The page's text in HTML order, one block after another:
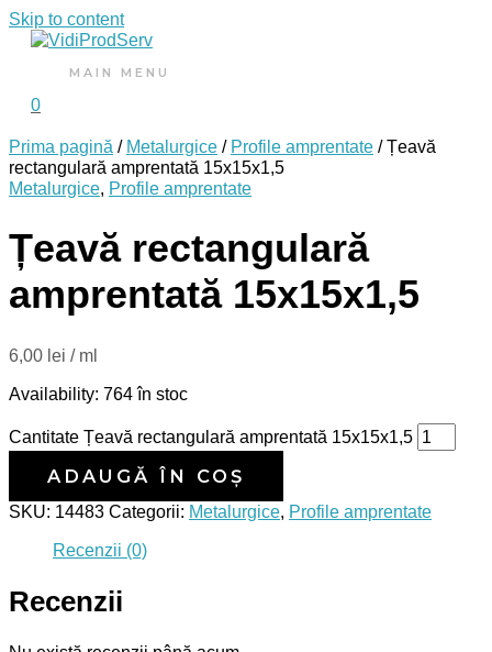
Skip to content
MAIN MENU
0
Prima pagină / Metalurgice / Profile amprentate / Țeavă
rectangulară amprentată 15x15x1,5
Metalurgice, Profile amprentate
Țeavă rectangulară
amprentată 15x15x1,5
6,00 lei / ml
Availability: 764 în stoc
Cantitate Țeavă rectangulară amprentată 15x15x1,5
ADAUGĂ ÎN COȘ
SKU: 14483 Categorii: Metalurgice, Profile amprentate
Recenzii (0)
Recenzii